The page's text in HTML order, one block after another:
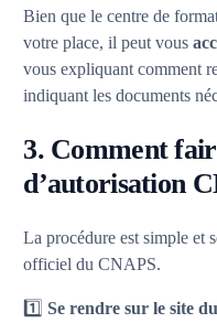
Bien que le centre de
votre place, il peut vous
vous expliquant comment
indiquant les documents
3. Comment
d’autorisation
La procédure est simple et
officiel du CNAPS.
1️⃣Se rendre sur le site